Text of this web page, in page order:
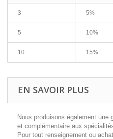
3 5%
5 10%
10 15%
EN SAVOIR PLUS
Nous produisons également
et complémentaire aux
Pour tout renseignement ou